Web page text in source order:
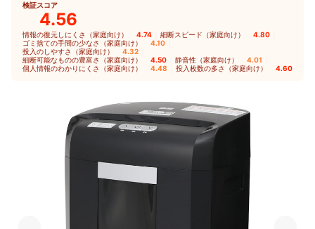
検証スコア
4.56
情報の復元しにくさ（家庭向け） 4.74 細断スピード（家庭向け） 4.80
ゴミ捨ての手間の少なさ（家庭向け） 4.10
投入のしやすさ（家庭向け） 4.32
細断可能なものの豊富さ（家庭向け） 4.50 静音性（家庭向け） 4.01
個人情報のわかりにくさ（家庭向け） 4.48 投入枚数の多さ（家庭向け） 4.60